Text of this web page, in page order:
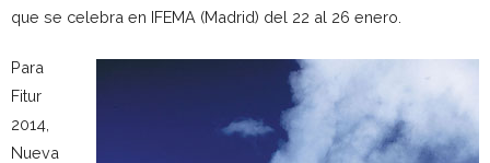
que se celebra en IFEMA (Madrid) del 22 al 26 enero.
Para
Fitur
2014,
Nueva